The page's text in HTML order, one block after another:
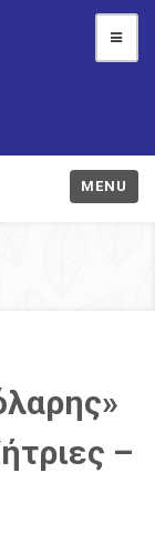
MENU
–